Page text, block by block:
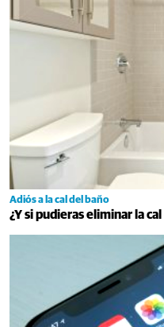
Adiós a la cal del baño
¿Y si pudieras eliminar la